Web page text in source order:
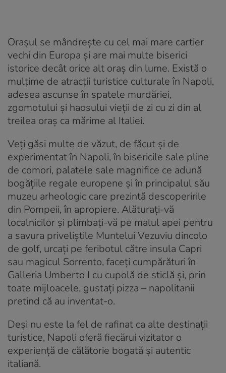
Orașul se mândrește cu cel mai mare cartier
vechi din Europa și are mai multe biserici
istorice decât orice alt oraș din lume. Există o
mulțime de atracții turistice culturale în Napoli,
adesea ascunse în spatele murdăriei,
zgomotului și haosului vieții de zi cu zi din al
treilea oraș ca mărime al Italiei.
Veți găsi multe de văzut, de făcut și de
experimentat în Napoli, în bisericile sale pline
de comori, palatele sale magnifice ce adună
bogățiile regale europene și în principalul său
muzeu arheologic care prezintă descoperirile
din Pompeii, în apropiere. Alăturați-vă
localnicilor și plimbați-vă pe malul apei pentru
a savura priveliștile Muntelui Vezuviu dincolo
de golf, urcați pe feribotul către insula Capri
sau magicul Sorrento, faceți cumpărături în
Galleria Umberto I cu cupolă de sticlă și, prin
toate mijloacele, gustați pizza – napolitanii
pretind că au inventat-o.
Deși nu este la fel de rafinat ca alte destinații
turistice, Napoli oferă fiecărui vizitator o
experiență de călătorie bogată și autentic
italiană.